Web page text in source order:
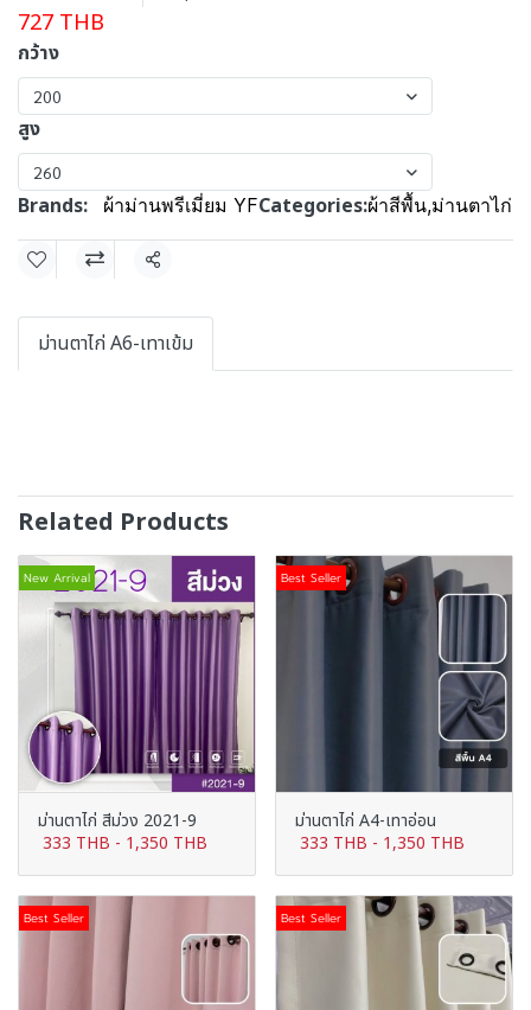
727 THB
กว้าง
200
สูง
260
Brands: ผ้าม่านพรีเมี่ยม YFCategories:ผ้าสีพื้น,ม่านตาไก่
Share
ม่านตาไก่ A6-เทาเข้ม
Related Products
New Arrival
ม่านตาไก่ สีม่วง 2021-9
333 THB - 1,350 THB
Best Seller
ม่านตาไก่ A4-เทาอ่อน
333 THB - 1,350 THB
Best Seller Best Seller